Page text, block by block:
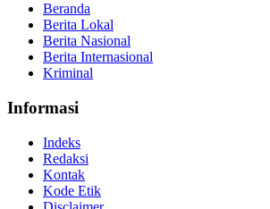
Beranda
Berita Lokal
Berita Nasional
Berita Internasional
Kriminal
Informasi
Indeks
Redaksi
Kontak
Kode Etik